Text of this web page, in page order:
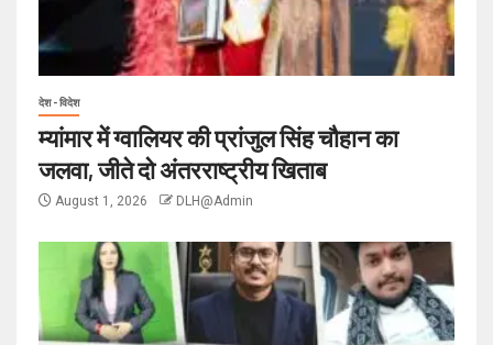
देश - विदेश
म्यांमार में ग्वालियर की प्रांजुल सिंह चौहान का
जलवा, जीते दो अंतरराष्ट्रीय खिताब
August 1, 2026 DLH@Admin